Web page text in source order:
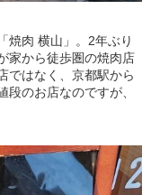
焼肉 横山」。2年ぶり
家から徒歩圏の焼肉店
ではなく、京都駅から
のお店なのですが、